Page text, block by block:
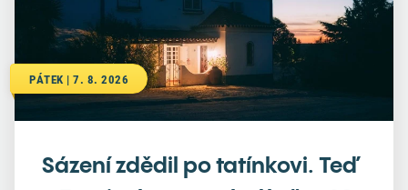
PÁTEK | 7. 8. 2026
Sázení zdědil po tatínkovi. Teď